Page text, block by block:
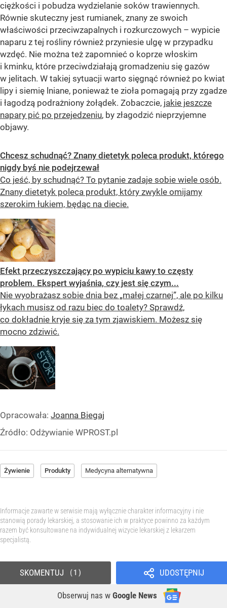
ciężkości i pobudza wydzielanie soków trawiennych.
Równie skuteczny jest rumianek, znany ze swoich
właściwości przeciwzapalnych i rozkurczowych – wypicie
naparu z tej rośliny również przyniesie ulgę w przypadku
wzdęć. Nie można też zapomnieć o koprze włoskim
i kminku, które przeciwdziałają gromadzeniu się gazów
w jelitach. W takiej sytuacji warto sięgnąć również po kwiat
lipy i siemię lniane, ponieważ te zioła pomagają przy zgadze
i łagodzą podrażniony żołądek. Zobaczcie, jakie jeszcze
napary pić po przejedzeniu, by złagodzić nieprzyjemne
objawy.
Chcesz schudnąć? Znany dietetyk poleca produkt, którego
nigdy byś nie podejrzewał
Co jeść, by schudnąć? To pytanie zadaje sobie wiele osób.
Znany dietetyk poleca produkt, który zwykle omijamy
szerokim łukiem, będąc na diecie.
Efekt przeczyszczający po wypiciu kawy to częsty
problem. Ekspert wyjaśnia, czy jest się czym...
Nie wyobrażasz sobie dnia bez „małej czarnej”, ale po kilku
łykach musisz od razu biec do toalety? Sprawdź,
co dokładnie kryje się za tym zjawiskiem. Możesz się
mocno zdziwić.
Opracowała: Joanna Biegaj
Źródło: Odżywianie WPROST.pl
Żywienie Produkty Medycyna alternatywna
Informacje zawarte w serwisie mają wyłącznie charakter informacyjny i nie
stanowią porady lekarskiej, a stosowanie ich w praktyce powinno za każdym
razem być konsultowane na indywidualnej wizycie lekarskiej z lekarzem
specjalistą.
UDOSTĘPNIJ
Obserwuj nas w Google News
SKOMENTUJ 1